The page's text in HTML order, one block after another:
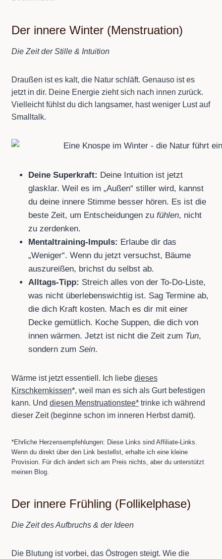
Der innere Winter (Menstruation)
Die Zeit der Stille & Intuition
Draußen ist es kalt, die Natur schläft. Genauso ist es
jetzt in dir. Deine Energie zieht sich nach innen zurück.
Vielleicht fühlst du dich langsamer, hast weniger Lust auf
Smalltalk.
Deine Superkraft: Deine Intuition ist jetzt
glasklar. Weil es im „Außen“ stiller wird, kannst
du deine innere Stimme besser hören. Es ist die
beste Zeit, um Entscheidungen zu fühlen, nicht
zu zerdenken.
Mentaltraining-Impuls: Erlaube dir das
„Weniger“. Wenn du jetzt versuchst, Bäume
auszureißen, brichst du selbst ab.
Alltags-Tipp: Streich alles von der To-Do-Liste,
was nicht überlebenswichtig ist. Sag Termine ab,
die dich Kraft kosten. Mach es dir mit einer
Decke gemütlich. Koche Suppen, die dich von
innen wärmen. Jetzt ist nicht die Zeit zum Tun,
sondern zum Sein.
Wärme ist jetzt essentiell. Ich liebe dieses
Kirschkernkissen*, weil man es sich als Gurt befestigen
kann. Und diesen Menstruationstee*trinke ich während
dieser Zeit (beginne schon im inneren Herbst damit).
*Ehrliche Herzensempfehlungen: Diese Links sind Affiliate-Links.
Wenn du direkt über den Link bestellst, erhalte ich eine kleine
Provision. Für dich ändert sich am Preis nichts, aber du unterstützt
meinen Blog.
Der innere Frühling (Follikelphase)
Die Zeit des Aufbruchs & der Ideen
Die Blutung ist vorbei, das Östrogen steigt. Wie die